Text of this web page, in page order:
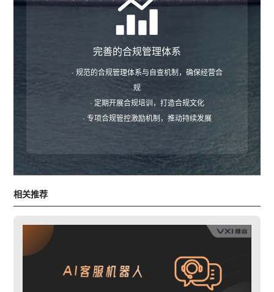
完善的合规管理体系
· 规范的合规管理体系与自查机制，确保经营合
规
· 定期开展合规培训，打造合规文化
· 专项合规管控激励机制，推动持续发展
相关推荐